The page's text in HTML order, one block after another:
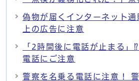
偽物が届くインターネット
上の広告に注意
「2時間後に電話が止まる」
電話にご注意
警察を名乗る電話に注意！